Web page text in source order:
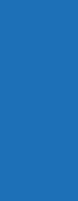
ve alımı
arasındaki
elde
uygulanan
olarak
"yok"